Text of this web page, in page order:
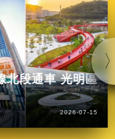
北段通車 光明區
2026-07-15